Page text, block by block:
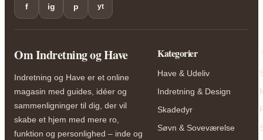
f ig p yt
Om Indretning og Have
Indretning og Have er et online
magasin med guides, idéer og
sammenligninger til dig, der vil
skabe et hjem med mere ro,
funktion og personlighed – inde og
Kategorier
Have & Udeliv
Indretning & Design
Skadedyr
Søvn & Soveværelse